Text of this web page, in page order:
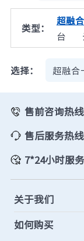
服务支持
如何购买
联合创新平台
计算产业洞察
元脑品牌升级公
类型：
超融
台
选择： 超融合
售前咨询热
售后服务热
7*24小时服务
关于我们
如何购买